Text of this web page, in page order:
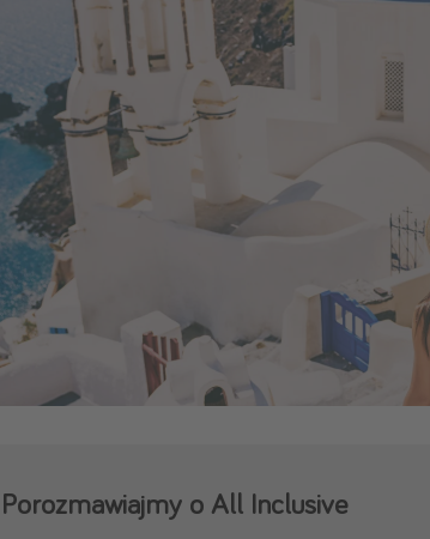
Porozmawiajmy o All Inclusive